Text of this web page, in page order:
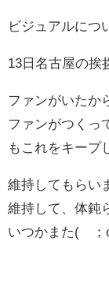
ビジュアルにつ
13日名古屋の挨
ファンがいたか
ファンがつくっ
もこれをキープ
維持してもらい
維持して、体鈍
いつかまた(´；